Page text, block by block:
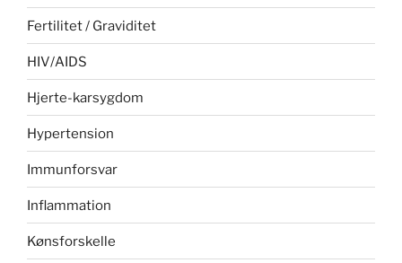
Fertilitet / Graviditet
HIV/AIDS
Hjerte-karsygdom
Hypertension
Immunforsvar
Inflammation
Kønsforskelle